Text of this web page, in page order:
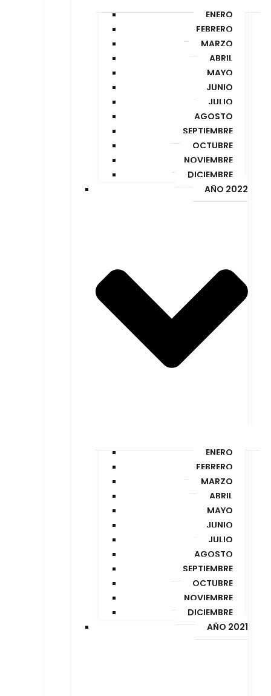
ENERO
FEBRERO
MARZO
ABRIL
MAYO
JUNIO
JULIO
AGOSTO
SEPTIEMBRE
OCTUBRE
NOVIEMBRE
DICIEMBRE
AÑO 2022
ENERO
FEBRERO
MARZO
ABRIL
MAYO
JUNIO
JULIO
AGOSTO
SEPTIEMBRE
OCTUBRE
NOVIEMBRE
DICIEMBRE
AÑO 2021